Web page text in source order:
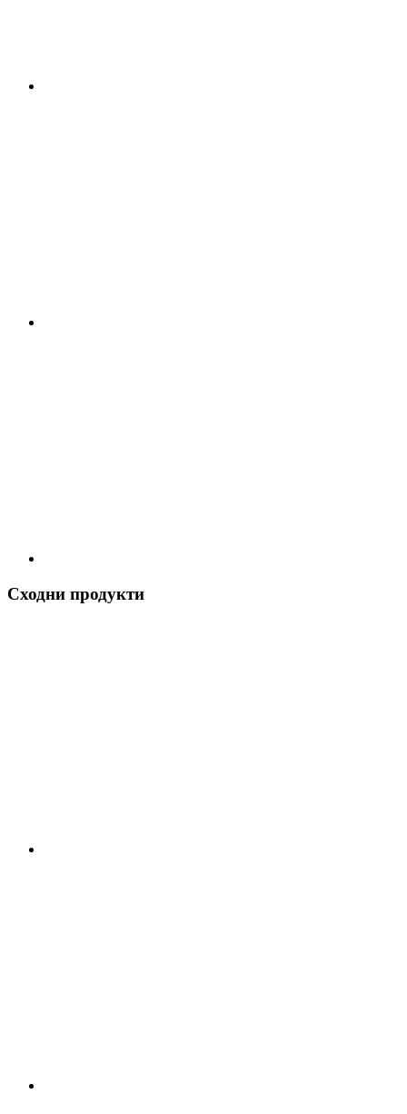
Сходни продукти